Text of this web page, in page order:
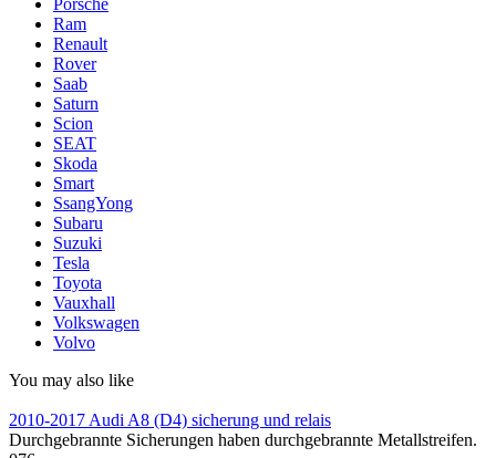
Ram
Renault
Rover
Saab
Saturn
Scion
SEAT
Skoda
Smart
SsangYong
Subaru
Suzuki
Tesla
Toyota
Vauxhall
Volkswagen
Volvo
You may also like
2010-2017 Audi A8 (D4) sicherung und relais
Durchgebrannte Sicherungen haben durchgebrannte Metallstreifen.